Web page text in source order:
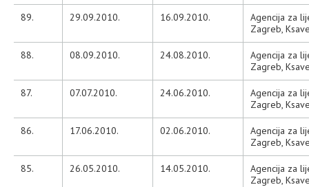
89. 29.09.2010. 16.09.2010.
Agencija za
Zagreb,
88. 08.09.2010. 24.08.2010.
Agencija za
Zagreb,
87. 07.07.2010. 24.06.2010.
Agencija za
Zagreb,
86. 17.06.2010. 02.06.2010.
Agencija za
Zagreb,
85. 26.05.2010. 14.05.2010.
Agencija za
Zagreb,